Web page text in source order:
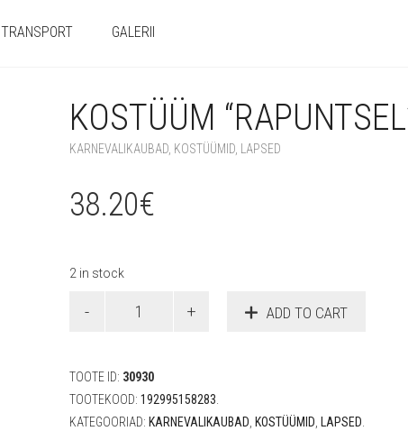
TRANSPORT GALERII
KOSTÜÜM
KARNEVALIKAUBAD KOSTÜÜMID LAPSED
38.20€
2 in stock
"Rapuntsel"
a)
ADD TO CART
TOOTE ID: 30930
TOOTEKOOD: 192995158283
KATEGOORIAD: KARNEVALIKAUBAD KOSTÜÜMID LAPSED